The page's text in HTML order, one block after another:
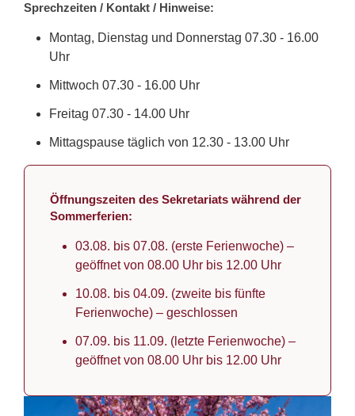
Sprechzeiten / Kontakt / Hinweise:
Montag, Dienstag und Donnerstag 07.30 - 16.00
Uhr
Mittwoch 07.30 - 16.00 Uhr
Freitag 07.30 - 14.00 Uhr
Mittagspause täglich von 12.30 - 13.00 Uhr
Öffnungszeiten des Sekretariats während der
Sommerferien:
03.08. bis 07.08. (erste Ferienwoche) –
geöffnet von 08.00 Uhr bis 12.00 Uhr
10.08. bis 04.09. (zweite bis fünfte
Ferienwoche) – geschlossen
07.09. bis 11.09. (letzte Ferienwoche) –
geöffnet von 08.00 Uhr bis 12.00 Uhr